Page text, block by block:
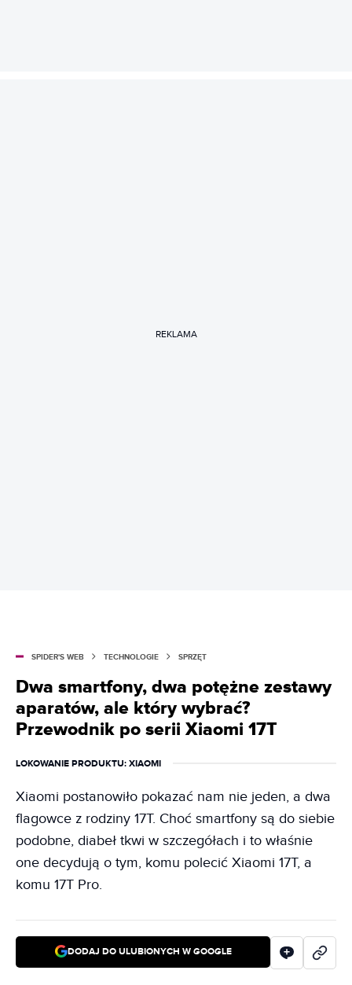
REKLAMA
SPIDER'S WEB TECHNOLOGIE SPRZĘT
Dwa smartfony, dwa potężne zestawy
aparatów, ale który wybrać?
Przewodnik po serii Xiaomi 17T
LOKOWANIE PRODUKTU: XIAOMI
Xiaomi postanowiło pokazać nam nie jeden, a dwa
flagowce z rodziny 17T. Choć smartfony są do siebie
podobne, diabeł tkwi w szczegółach i to właśnie
one decydują o tym, komu polecić Xiaomi 17T, a
komu 17T Pro.
DODAJ DO ULUBIONYCH W GOOGLE